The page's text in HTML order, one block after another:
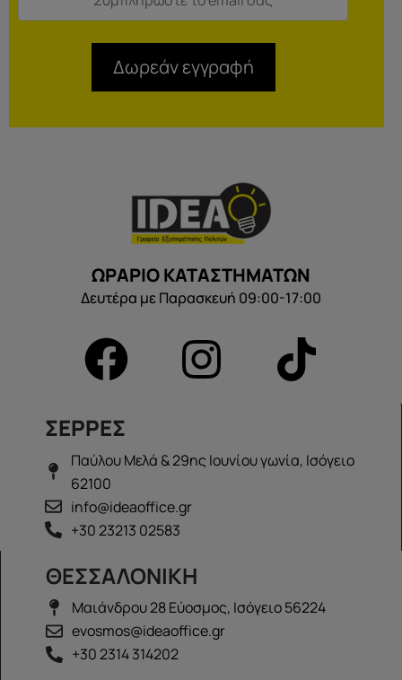
Δωρεάν εγγραφή
ΩΡΑΡΙΟ ΚΑΤΑΣΤΗΜΑΤΩΝ
Δευτέρα με Παρασκευή 09:00-17:00
ΣΕΡΡΕΣ
Παύλου Μελά & 29ης Ιουνίου γωνία, Ισόγειο
62100
info@ideaoffice.gr
+30 23213 02583
ΘΕΣΣΑΛΟΝΙΚΗ
Μαιάνδρου 28 Εύοσμος, Ισόγειο 56224
evosmos@ideaoffice.gr
+30 2314 314202